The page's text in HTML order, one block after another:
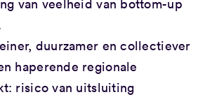
van veelheid van bottom-up
duurzamer en collectiever
haperende regionale
risico van uitsluiting